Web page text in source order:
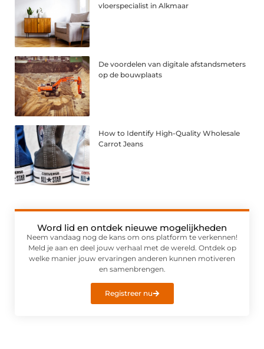
vloerspecialist in Alkmaar
De voordelen van digitale afstandsmeters
op de bouwplaats
How to Identify High-Quality Wholesale
Carrot Jeans
Word lid en ontdek nieuwe mogelijkheden
Neem vandaag nog de kans om ons platform te verkennen!
Meld je aan en deel jouw verhaal met de wereld. Ontdek op
welke manier jouw ervaringen anderen kunnen motiveren
en samenbrengen.
Registreer nu